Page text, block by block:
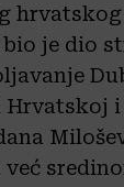
je dio
Hrvatskoj